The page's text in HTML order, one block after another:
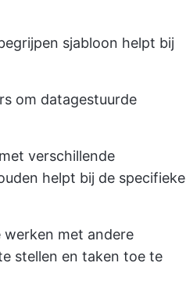
sjabloon helpt bij
om datagestuurde
verschillende
helpt bij de specifieke
werken met andere
stellen en taken toe te